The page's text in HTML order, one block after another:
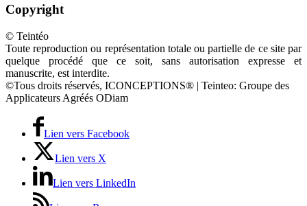
Copyright
© Teintéo
Toute reproduction ou représentation totale ou partielle de ce site par
quelque procédé que ce soit, sans autorisation expresse et
manuscrite, est interdite.
©Tous droits réservés, ICONCEPTIONS® | Teinteo: Groupe des
Applicateurs Agréés ODiam
Lien vers Facebook
Lien vers X
Lien vers LinkedIn